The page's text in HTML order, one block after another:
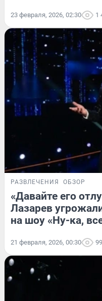
23 февраля, 2026, 02:30 1
РАЗВЛЕЧЕНИЯ ОБЗОР
«Давайте его
Лазарев
на шоу «Ну-ка,
21 февраля, 2026, 00:30